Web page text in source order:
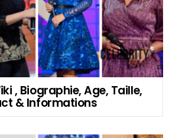
, Biographie, Age, Taille,
& Informations